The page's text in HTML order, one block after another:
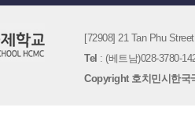
[72908] 21 Tan Phu
Tel : (베트남)028-3780-
Copyright 호치민시한국